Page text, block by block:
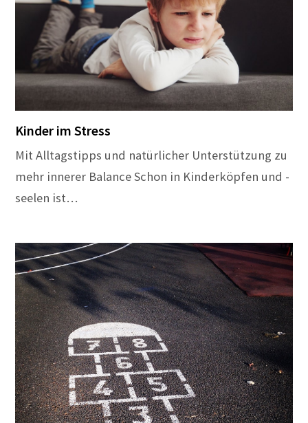
Kinder im Stress
Mit Alltagstipps und natürlicher Unterstützung zu
mehr innerer Balance Schon in Kinderköpfen und -
seelen ist…